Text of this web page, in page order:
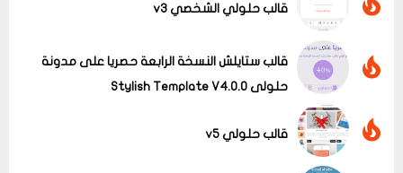
قالب حلولي الشخصي v3
قالب ستايلش النسخة الرابعة حصريا على مدونة
حلولى Stylish Template V4.0.0
قالب حلولي v5